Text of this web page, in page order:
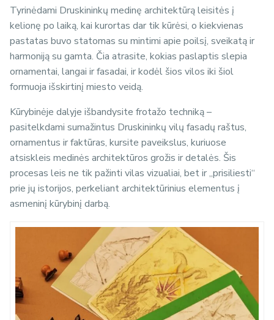
Tyrinėdami Druskininkų medinę architektūrą leisitės į
kelionę po laiką, kai kurortas dar tik kūrėsi, o kiekvienas
pastatas buvo statomas su mintimi apie poilsį, sveikatą ir
harmoniją su gamta. Čia atrasite, kokias paslaptis slepia
ornamentai, langai ir fasadai, ir kodėl šios vilos iki šiol
formuoja išskirtinį miesto veidą.
Kūrybinėje dalyje išbandysite frotažo techniką –
pasitelkdami sumažintus Druskininkų vilų fasadų raštus,
ornamentus ir faktūras, kursite paveikslus, kuriuose
atsiskleis medinės architektūros grožis ir detalės. Šis
procesas leis ne tik pažinti vilas vizualiai, bet ir „prisiliesti“
prie jų istorijos, perkeliant architektūrinius elementus į
asmeninį kūrybinį darbą.